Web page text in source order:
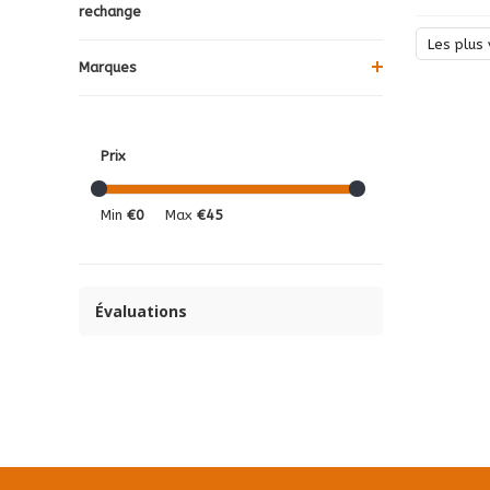
rechange
Marques
Prix
Min €0 Max €45
Évaluations
Les plus